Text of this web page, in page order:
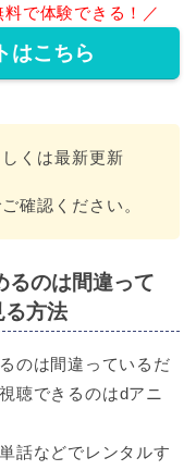
で体験できる！／
はこちら
くは最新更新
確認ください。
るのは間違って
る方法
のは間違っているだ
聴できるのはdアニ
話などでレンタルす